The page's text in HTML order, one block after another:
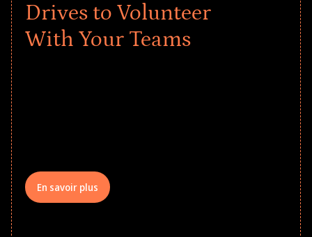
Drives to Volunteer
With Your Teams
En savoir plus